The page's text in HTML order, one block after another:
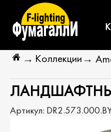
→ Коллекции →
ЛАНДШАФТНЫЙ
Артикул: